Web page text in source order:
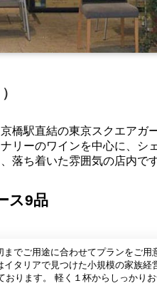
橋駅直結の東京スクエアガ
リーのワインを中心に、シ
落ち着いた雰囲気の店内です
ス9品
でご用途に合わせてプランをご用
タリアで見つけた小規模の家族経
ります。 軽く１杯からしっかり